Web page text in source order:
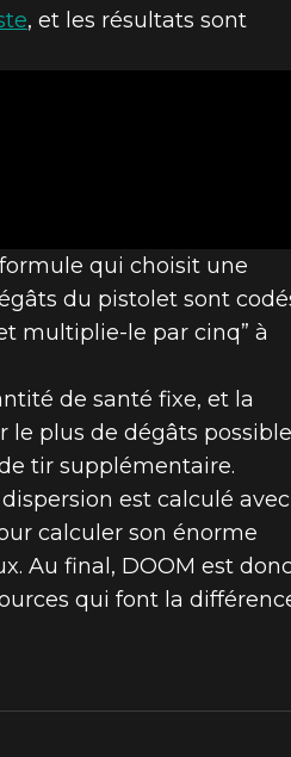
, et les résultats sont
qui choisit une
du pistolet sont
multiplie-le par cinq” à
de santé fixe, et la
le plus de dégâts possible
tir supplémentaire.
est calculé avec
calculer son énorme
Au final, DOOM est donc
qui font la